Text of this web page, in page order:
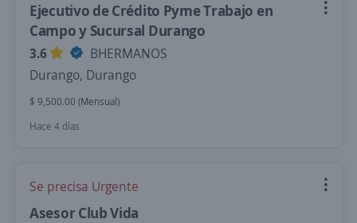
Ejecutivo de Crédito Pyme Trabajo en
Campo y Sucursal Durango
3.6
BHERMANOS
Durango, Durango
$ 9,500.00 (Mensual)
Hace 4 días
Se precisa Urgente
Asesor Club Vida